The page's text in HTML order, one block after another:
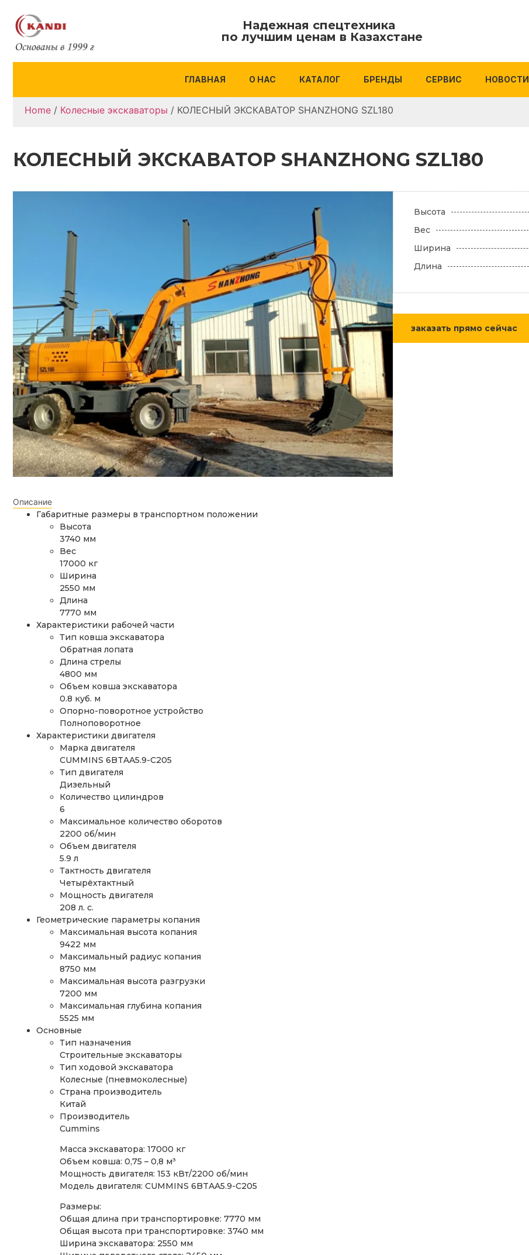
Надежная спецтехника
по лучшим ценам в Казахстане
ГЛАВНАЯ О НАС КАТАЛОГ БРЕНДЫ СЕРВИС НОВОСТИ
Home / Колесные экскаваторы / КОЛЕСНЫЙ ЭКСКАВАТОР SHANZHONG SZL180
КОЛЕСНЫЙ ЭКСКАВАТОР SHANZHONG SZL180
Высота
Вес
Ширина
Длина
заказать прямо сейчас
Описание
Габаритные размеры в транспортном положении
Высота
3740 мм
Вес
17000 кг
Ширина
2550 мм
Длина
7770 мм
Характеристики рабочей части
Тип ковша экскаватора
Обратная лопата
Длина стрелы
4800 мм
Объем ковша экскаватора
0.8 куб. м
Опорно-поворотное устройство
Полноповоротное
Характеристики двигателя
Марка двигателя
CUMMINS 6BTAA5.9-C205
Тип двигателя
Дизельный
Количество цилиндров
6
Максимальное количество оборотов
2200 об/мин
Объем двигателя
5.9 л
Тактность двигателя
Четырёхтактный
Мощность двигателя
208 л. с.
Геометрические параметры копания
Максимальная высота копания
9422 мм
Максимальный радиус копания
8750 мм
Максимальная высота разгрузки
7200 мм
Maксимальная глубина копания
5525 мм
Основные
Тип назначения
Строительные экскаваторы
Тип ходовой экскаватора
Колесные (пневмоколесные)
Страна производитель
Китай
Производитель
Cummins
Масса экскаватора: 17000 кг
Объем ковша: 0,75 – 0,8 м³
Мощность двигателя: 153 кВт/2200 об/мин
Модель двигателя: CUMMINS 6BTAA5.9-C205
Размеры:
Общая длина при транспортировке: 7770 мм
Общая высота при транспортировке: 3740 мм
Ширина экскаватора: 2550 мм